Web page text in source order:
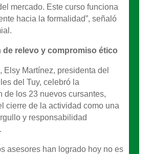
mercado. Este curso funciona
hacia la formalidad”, señaló
de relevo y compromiso ético
Elsy Martínez, presidenta del
del Tuy, celebró la
de los 23 nuevos cursantes,
cierre de la actividad como una
y responsabilidad
asesores han logrado hoy no es